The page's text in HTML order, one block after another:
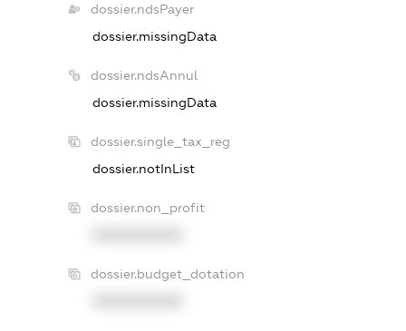
dossier.ndsPayer
dossier.missingData
dossier.ndsAnnul
dossier.missingData
dossier.single_tax_reg
dossier.notInList
dossier.non_profit
dossier.budget_dotation